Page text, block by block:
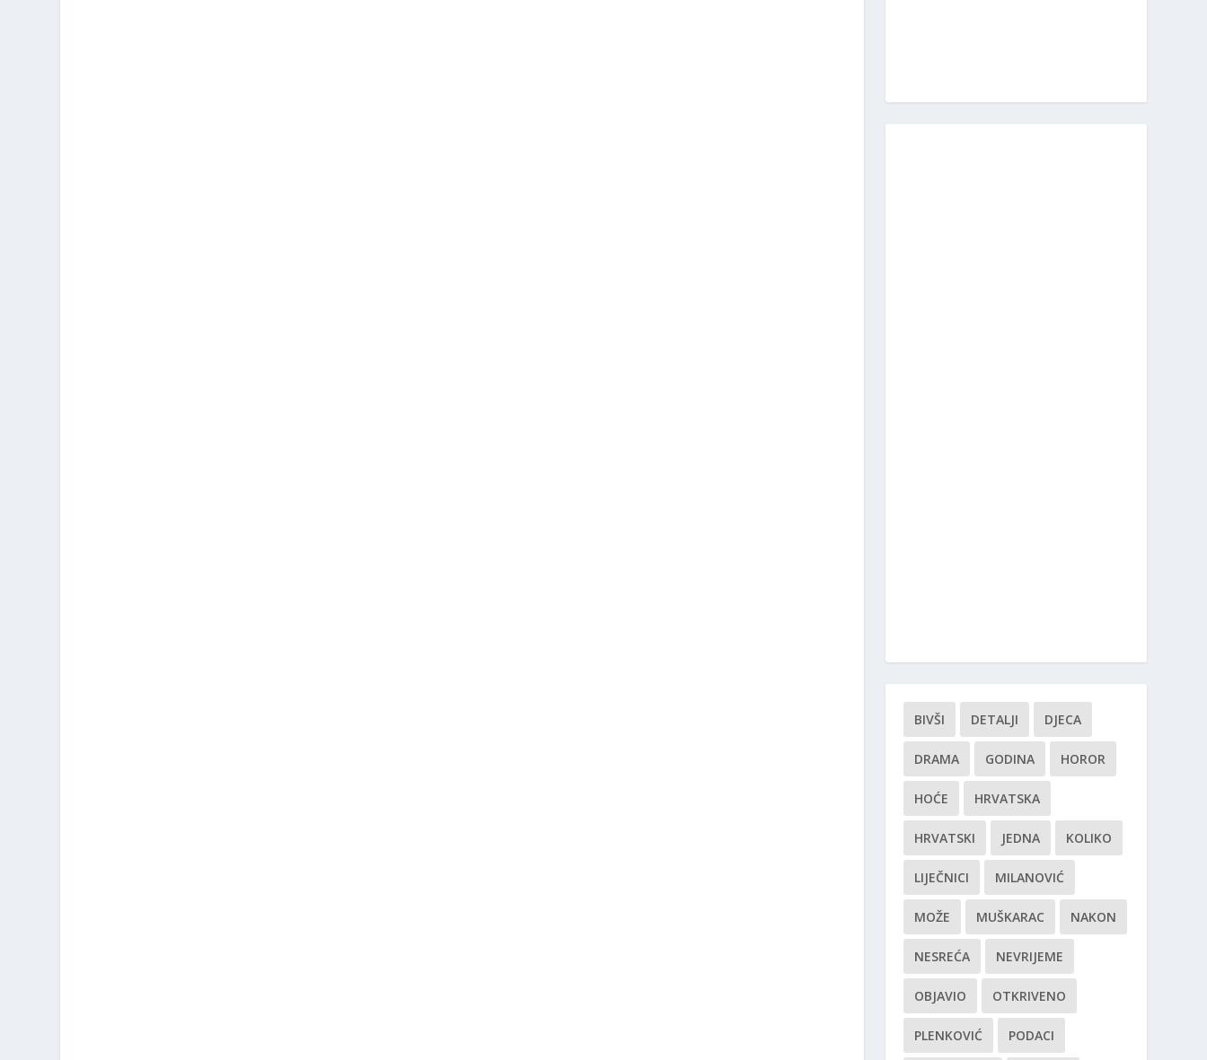
BIVŠI DETALJI DJECA
DRAMA GODINA HOROR
HOĆE HRVATSKA
HRVATSKI JEDNA KOLIKO
LIJEČNICI MILANOVIĆ
MOŽE MUŠKARAC NAKON
NESREĆA NEVRIJEME
OBJAVIO OTKRIVENO
PLENKOVIĆ PODACI